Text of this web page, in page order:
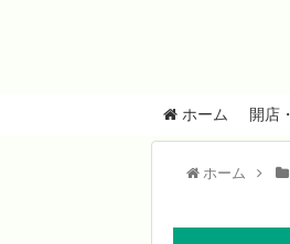
ホーム 開店
ホーム